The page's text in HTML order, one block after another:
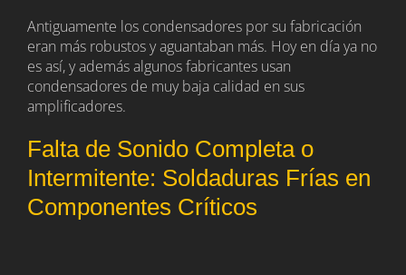
Antiguamente los condensadores por su fabricación
eran más robustos y aguantaban más. Hoy en día ya no
es así, y además algunos fabricantes usan
condensadores de muy baja calidad en sus
amplificadores.
Falta de Sonido Completa o
Intermitente: Soldaduras Frías en
Componentes Críticos